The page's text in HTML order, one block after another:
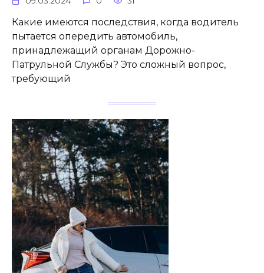
Какие имеются последствия, когда водитель
пытается опередить автомобиль,
принадлежащий органам Дорожно-
Патрульной Службы? Это сложный вопрос,
требующий